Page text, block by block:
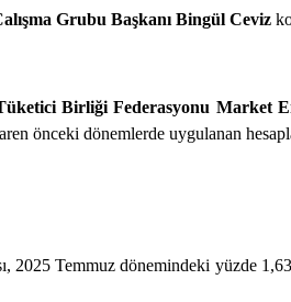
Grubu Başkanı Bingül Ceviz
Birliği Federasyonu Market
önceki dönemlerde uygulanan
2025 Temmuz dönemindeki yüzde